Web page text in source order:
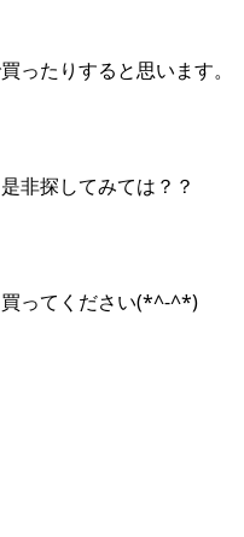
ったりすると思います。
非探してみては？？
ってください(*^-^*)